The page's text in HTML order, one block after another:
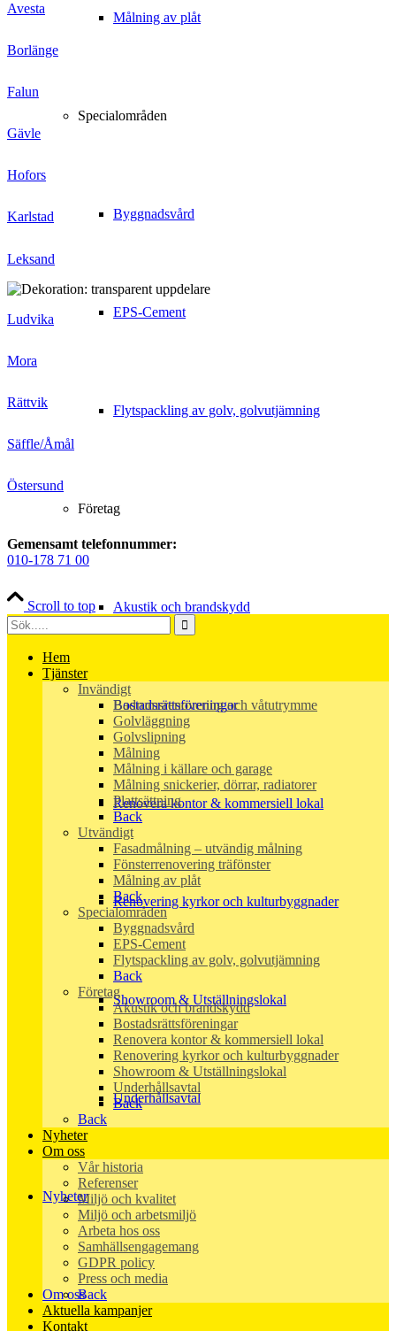
Målning av plåt
Specialområden
Byggnadsvård
EPS-Cement
Flytspackling av golv, golvutjämning
Företag
Akustik och brandskydd
Bostadsrättsföreningar
Renovera kontor & kommersiell lokal
Renovering kyrkor och kulturbyggnader
Showroom & Utställningslokal
Underhållsavtal
Nyheter
Om oss
Avesta
Borlänge
Falun
Gävle
Hofors
Karlstad
Leksand
Ludvika
Mora
Rättvik
Säffle/Åmål
Östersund
Gemensamt telefonnummer:
010-178 71 00
Scroll to top
Hem
Tjänster
Invändigt
Badrumsrenovering och våtutrymme
Golvläggning
Golvslipning
Målning
Målning i källare och garage
Målning snickerier, dörrar, radiatorer
Plattsättning
Back
Utvändigt
Fasadmålning – utvändig målning
Fönsterrenovering träfönster
Målning av plåt
Back
Specialområden
Byggnadsvård
EPS-Cement
Flytspackling av golv, golvutjämning
Back
Företag
Akustik och brandskydd
Bostadsrättsföreningar
Renovera kontor & kommersiell lokal
Renovering kyrkor och kulturbyggnader
Showroom & Utställningslokal
Underhållsavtal
Back
Back
Nyheter
Om oss
Vår historia
Referenser
Miljö och kvalitet
Miljö och arbetsmiljö
Arbeta hos oss
Samhällsengagemang
GDPR policy
Press och media
Back
Aktuella kampanjer
Kontakt